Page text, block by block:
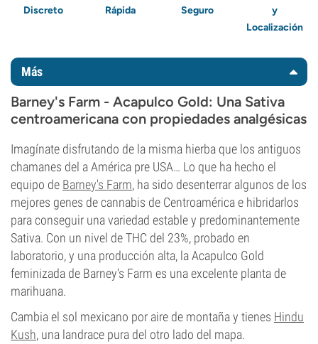
Discreto
Rápida
Seguro
y
Localización
Más
Barney's Farm - Acapulco Gold: Una Sativa
centroamericana con propiedades analgésicas
Imagínate disfrutando de la misma hierba que los antiguos
chamanes del a América pre USA… Lo que ha hecho el
equipo de Barney's Farm, ha sido desenterrar algunos de los
mejores genes de cannabis de Centroamérica e hibridarlos
para conseguir una variedad estable y predominantemente
Sativa. Con un nivel de THC del 23%, probado en
laboratorio, y una producción alta, la Acapulco Gold
feminizada de Barney's Farm es una excelente planta de
marihuana.
Cambia el sol mexicano por aire de montaña y tienes Hindu
Kush, una landrace pura del otro lado del mapa.